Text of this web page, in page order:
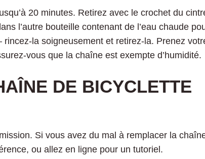
20 minutes. Retirez avec le crochet du
l’autre bouteille contenant de l’eau chaude
la soigneusement et retirez-la. Prenez
vous que la chaîne est exempte d’humidité.
DE BICYCLETTE
Si vous avez du mal à remplacer la
ou allez en ligne pour un tutoriel.